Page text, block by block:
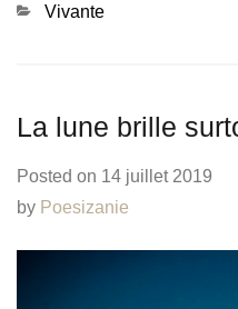
Categories
Vivante
La lune brille
Posted on 14 juillet 2019
by Poesizanie